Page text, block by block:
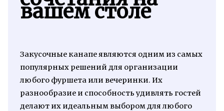
вашем столе
Закусочные канапе являются одним из самых
популярных решений для организации
любого фуршета или вечеринки. Их
разнообразие и способность удивлять гостей
делают их идеальным выбором для любого